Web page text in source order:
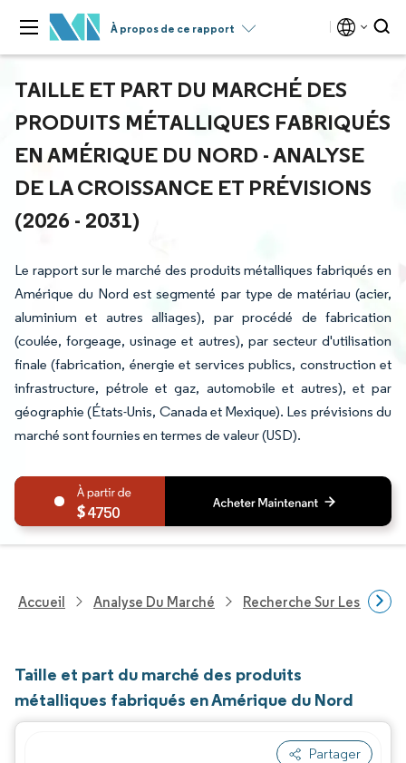
À propos de ce rapport
TAILLE ET PART DU MARCHÉ DES
PRODUITS MÉTALLIQUES FABRIQUÉS
EN AMÉRIQUE DU NORD - ANALYSE
DE LA CROISSANCE ET PRÉVISIONS
(2026 - 2031)
Le rapport sur le marché des produits métalliques fabriqués en
Amérique du Nord est segmenté par type de matériau (acier,
aluminium et autres alliages), par procédé de fabrication
(coulée, forgeage, usinage et autres), par secteur d'utilisation
finale (fabrication, énergie et services publics, construction et
infrastructure, pétrole et gaz, automobile et autres), et par
géographie (États-Unis, Canada et Mexique). Les prévisions du
marché sont fournies en termes de valeur (USD).
4750
Accueil Analyse Du Marché Recherche Sur Les
Taille et part du marché des produits
métalliques fabriqués en Amérique du Nord
Partager